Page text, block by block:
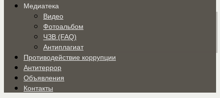
Медиатека
Видео
Фотоальбом
ЧЗВ (FAQ)
Антиплагиат
Противодействие коррупции
Антитеррор
Объявления
Контакты